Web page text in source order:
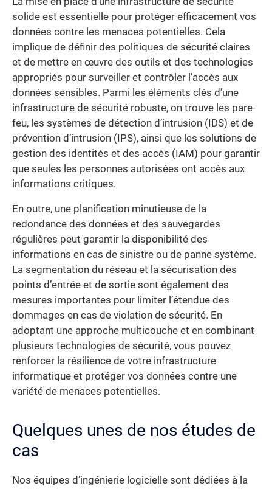
solide est essentielle pour protéger efficacement vos
données contre les menaces potentielles. Cela
implique de définir des politiques de sécurité claires
et de mettre en œuvre des outils et des technologies
appropriés pour surveiller et contrôler l’accès aux
données sensibles. Parmi les éléments clés d’une
infrastructure de sécurité robuste, on trouve les pare-
feu, les systèmes de détection d’intrusion (IDS) et de
prévention d’intrusion (IPS), ainsi que les solutions de
gestion des identités et des accès (IAM) pour garantir
que seules les personnes autorisées ont accès aux
informations critiques.
En outre, une planification minutieuse de la
redondance des données et des sauvegardes
régulières peut garantir la disponibilité des
informations en cas de sinistre ou de panne système.
La segmentation du réseau et la sécurisation des
points d’entrée et de sortie sont également des
mesures importantes pour limiter l’étendue des
dommages en cas de violation de sécurité. En
adoptant une approche multicouche et en combinant
plusieurs technologies de sécurité, vous pouvez
renforcer la résilience de votre infrastructure
informatique et protéger vos données contre une
variété de menaces potentielles.
Quelques unes de nos études de
cas
Nos équipes d’ingénierie logicielle sont dédiées à la